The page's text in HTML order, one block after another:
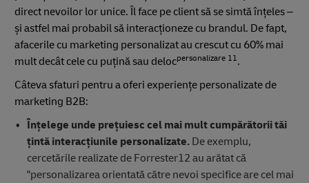
direct nevoilor lor unice. Îl face pe client să se simtă înțeles –
și astfel mai probabil să interacționeze cu brandul. De fapt,
afacerile cu marketing personalizat au crescut cu 60% mai
mult decât cele cu puțină sau delocpersonalizare 11.
Câteva sfaturi pentru a oferi experiențe personalizate de
marketing B2B:
Înțelege unde prețuiesc cel mai mult cumpărătorii tăi
țintă interacțiunile personalizate.De exemplu,
cercetările realizate de Forrester12 au arătat că
"personalizarea orientată către nevoi specifice are cel mai